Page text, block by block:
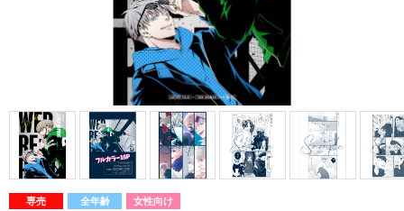
専売 全年齢 女性向け